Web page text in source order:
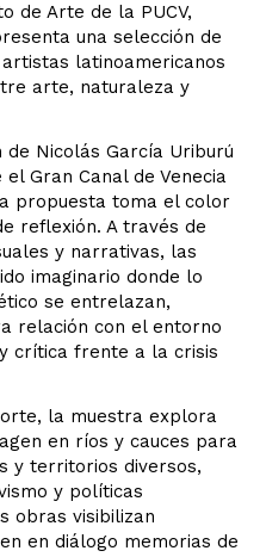
de Arte de la PUCV,
una selección de
latinoamericanos
arte, naturaleza y
Nicolás García Uriburú
Gran Canal de Venecia
propuesta toma el color
reflexión. A través de
y narrativas, las
imaginario donde lo
se entrelazan,
relación con el entorno
crítica frente a la crisis
la muestra explora
en ríos y cauces para
y territorios diversos,
y políticas
obras visibilizan
en diálogo memorias de